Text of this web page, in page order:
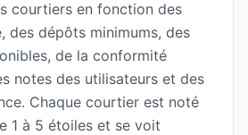
courtiers en fonction des
des dépôts minimums, des
de la conformité
notes des utilisateurs et des
Chaque courtier est noté
1 à 5 étoiles et se voit